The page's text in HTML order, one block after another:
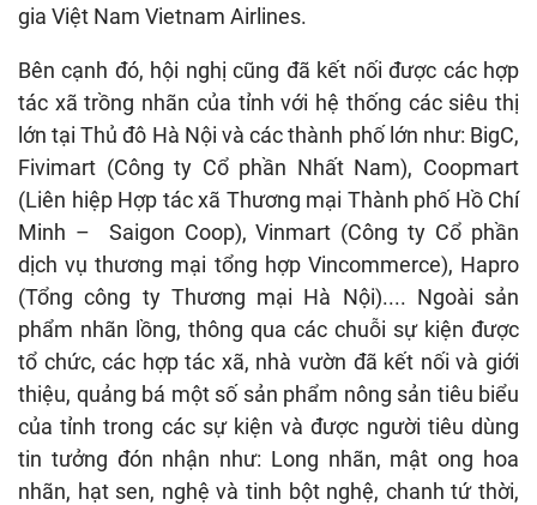
gia Việt Nam Vietnam Airlines.
Bên cạnh đó, hội nghị cũng đã kết nối được các hợp
tác xã trồng nhãn của tỉnh với hệ thống các siêu thị
lớn tại Thủ đô Hà Nội và các thành phố lớn như: BigC,
Fivimart (Công ty Cổ phần Nhất Nam), Coopmart
(Liên hiệp Hợp tác xã Thương mại Thành phố Hồ Chí
Minh – Saigon Coop), Vinmart (Công ty Cổ phần
dịch vụ thương mại tổng hợp Vincommerce), Hapro
(Tổng công ty Thương mại Hà Nội).... Ngoài sản
phẩm nhãn lồng, thông qua các chuỗi sự kiện được
tổ chức, các hợp tác xã, nhà vườn đã kết nối và giới
thiệu, quảng bá một số sản phẩm nông sản tiêu biểu
của tỉnh trong các sự kiện và được người tiêu dùng
tin tưởng đón nhận như: Long nhãn, mật ong hoa
nhãn, hạt sen, nghệ và tinh bột nghệ, chanh tứ thời,